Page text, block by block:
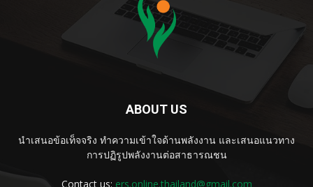
ABOUT US
นำเสนอข้อเท็จจริง ทำความเข้าใจด้านพลังงาน และเสนอแนวทาง
การปฏิรูปพลังงานต่อสาธารณชน
Contact us: ers.online.thailand@gmail.com